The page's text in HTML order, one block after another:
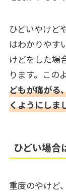
ひどいやけど
はわかりやす
けどをした場
ります。この
どもが痛がる
くようにしま
ひどい場合
重度のやけど